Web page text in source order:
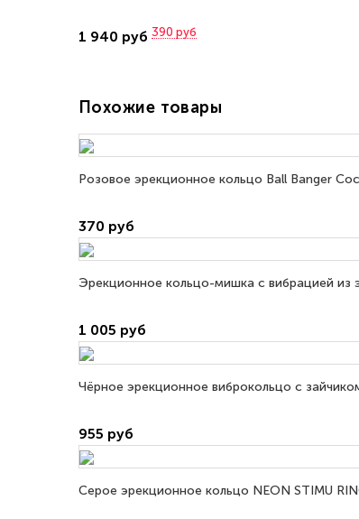
1 940 руб 390 руб
Похожие товары
Розовое эрекционное кольцо Ball Banger
370 руб
Эрекционное кольцо-мишка с вибрацией из
1 005 руб
Чёрное эрекционное виброкольцо с
955 руб
Серое эрекционное кольцо NEON STIMU